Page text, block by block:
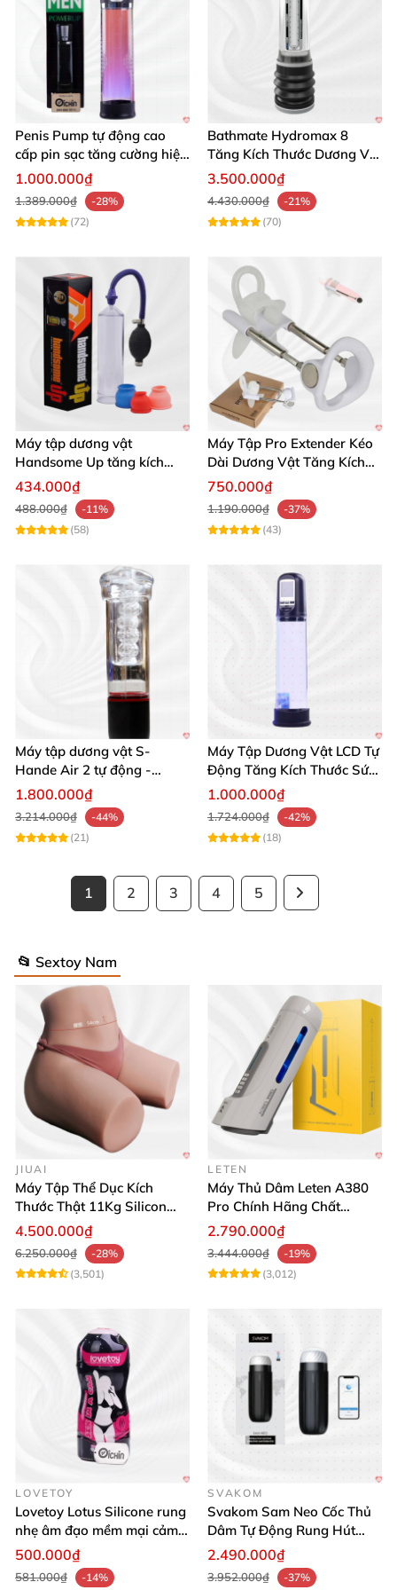
cùng giao hàng nhanh chóng!
Penis Pump tự động cao
cấp pin sạc tăng cường hiệu
quả mua ngay
1.000.000₫
1.389.000₫
-28%
(72)
Bathmate Hydromax 8
Tăng Kích Thước Dương Vật
An Toàn Hiệu Quả
3.500.000₫
4.430.000₫
-21%
(70)
Máy tập dương vật
Handsome Up tăng kích
thước hiệu quả nhanh
434.000₫
488.000₫
-11%
(58)
Máy Tập Pro Extender Kéo
Dài Dương Vật Tăng Kích
Thước Hiệu Quả
750.000₫
1.190.000₫
-37%
(43)
Máy tập dương vật S-
Hande Air 2 tự động -
Rung, Hút, Tăng kích thước
1.800.000₫
3.214.000₫
-44%
(21)
Máy Tập Dương Vật LCD Tự
Động Tăng Kích Thước Sức
Bền
1.000.000₫
1.724.000₫
-42%
(18)
1 2 3 4 5
📂 Sextoy Nam
JIUAI
Máy Tập Thể Dục Kích
Thước Thật 11Kg Silicon
Cao Cấp Nhật Bản
4.500.000₫
6.250.000₫
-28%
(3,501)
LETEN
Máy Thủ Dâm Leten A380
Pro Chính Hãng Chất
Lượng Cao
2.790.000₫
3.444.000₫
-19%
(3,012)
LOVETOY
Lovetoy Lotus Silicone rung
nhẹ âm đạo mềm mại cảm
giác thật
500.000₫
581.000₫ -14%
SVAKOM
Svakom Sam Neo Cốc Thủ
Dâm Tự Động Rung Hút
App Điều Khiển Xa
2.490.000₫
3.952.000₫ -37%